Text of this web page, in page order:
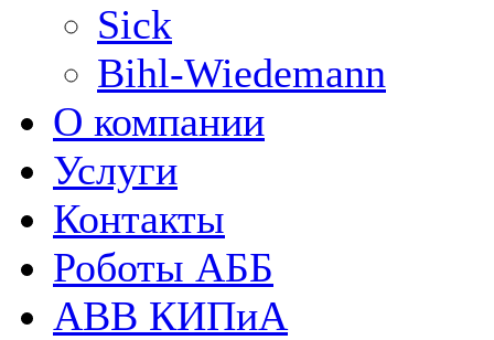
Sick
Bihl-Wiedemann
О компании
Услуги
Контакты
Роботы АББ
ABB КИПиА